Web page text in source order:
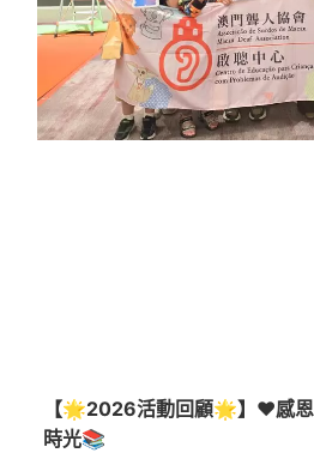
【🌟2026活動回顧🌟】❤️感恩
時光📚